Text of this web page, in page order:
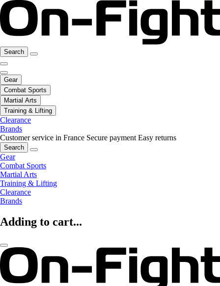
Search
Gear
Combat Sports
Martial Arts
Training & Lifting
Clearance
Brands
Customer service in France Secure payment Easy returns
Search
Gear
Combat Sports
Martial Arts
Training & Lifting
Clearance
Brands
Adding to cart...